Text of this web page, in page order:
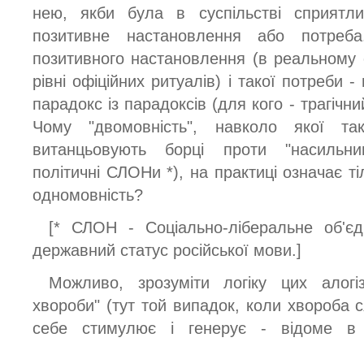
нею, якби була в суспільстві
позитивне настановлення або
позитивного настановлення (в реальному
рівні офіційних ритуалів) і такої потреби
парадокс із парадоксів (для кого -
Чому "двомовність", навколо якої
витанцьовують борці проти
політичні СЛОНи *), на практиці означає
одномовність?
[* СЛОН - Соціально-ліберальне
державний статус російської мови.]
Можливо, зрозуміти логіку цих
хвороби" (тут той випадок, коли хвороба
себе стимулює і генерує - відоме в